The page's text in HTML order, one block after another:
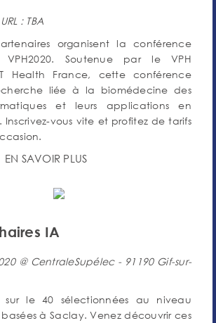
: TBA
organisent la conférence
VPH2020. Soutenue par le VPH
Health France, cette conférence
liée à la biomédecine des
et leurs applications en
vous vite et profitez de tarifs
EN SAVOIR PLUS
IA
@ CentraleSupélec - 91190 Gif-sur-
sur le 40 sélectionnées au niveau
à Saclay. Venez découvrir ces